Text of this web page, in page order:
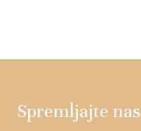
Spremljajte nas